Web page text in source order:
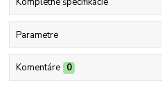
Parametre
Komentáre 0